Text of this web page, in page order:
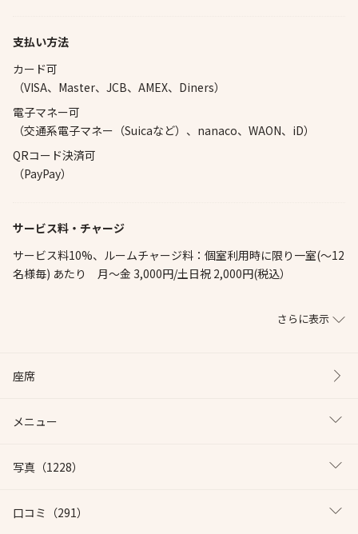
支払い方法
カード可
（VISA、Master、JCB、AMEX、Diners）
電子マネー可
（交通系電子マネー（Suicaなど）、nanaco、WAON、iD）
QRコード決済可
（PayPay）
サービス料・チャージ
サービス料10%、ルームチャージ料：個室利用時に限り一室(〜12
名様毎) あたり 月～金 3,000円/土日祝 2,000円(税込）
さらに表示
座席
メニュー
写真 （1228）
口コミ （291）